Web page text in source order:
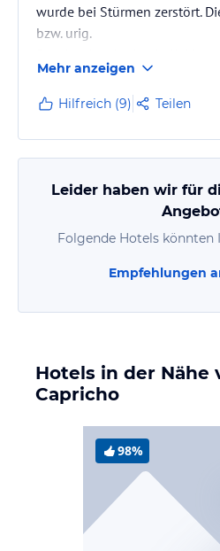
wurde bei Stürmen zerstört.
bzw. urig.
Mache es mir zum Hobby
abzklappern
und zu fotografieren.
Urlaub sollte man nur im
Solclubs machen.
Oberhalb dieser Clubs ist der
Vom Lindamar kann man
wandern. Es gibt viele kleine
Fischen und Vögeln.
Mehr anzeigen
Hilfreich (9) Teilen
Leider haben wir für
Folgende Hotels könnten
Empfehlungen
Hotels in der Nähe
Capricho
98%